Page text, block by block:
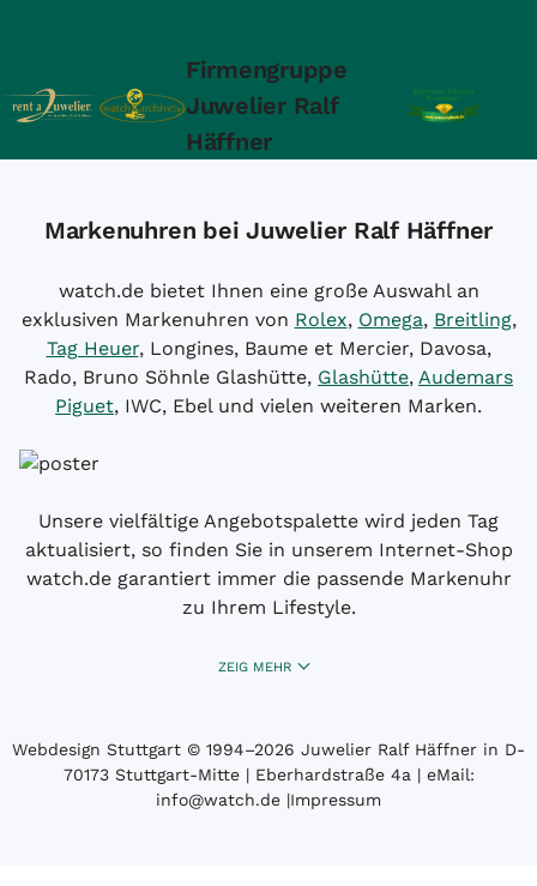
Firmengruppe
Juwelier Ralf
Häffner
Markenuhren bei Juwelier Ralf Häffner
watch.de bietet Ihnen eine große Auswahl an
exklusiven Markenuhren von Rolex, Omega, Breitling,
Tag Heuer, Longines, Baume et Mercier, Davosa,
Rado, Bruno Söhnle Glashütte, Glashütte, Audemars
Piguet, IWC, Ebel und vielen weiteren Marken.
Unsere vielfältige Angebotspalette wird jeden Tag
aktualisiert, so finden Sie in unserem Internet-Shop
watch.de garantiert immer die passende Markenuhr
zu Ihrem Lifestyle.
ZEIG MEHR
Webdesign Stuttgart © 1994­–2026 Juwelier Ralf Häffner in D-
70173 Stuttgart-Mitte | Eberhardstraße 4a | eMail:
info@watch.de |Impressum